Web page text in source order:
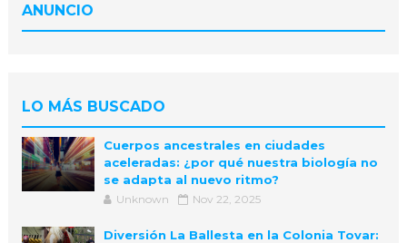
ANUNCIO
LO MÁS BUSCADO
Cuerpos ancestrales en ciudades
aceleradas: ¿por qué nuestra biología no
se adapta al nuevo ritmo?
Unknown Nov 22, 2025
Diversión La Ballesta en la Colonia Tovar: